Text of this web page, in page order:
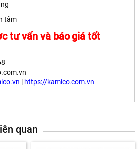
tâm
tư vấn và báo giá tốt
| https://kamico.com.vn
quan